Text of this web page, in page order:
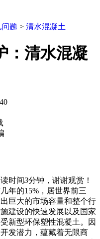
题 > 清水混凝土
：清水混凝
读时间3分钟，谢谢观赏！
的15%，居世界前三
出巨大的市场容量和整个行
施建设的快速发展以及国家
型环保塑性混凝土。因
发潜力，蕴藏着无限商